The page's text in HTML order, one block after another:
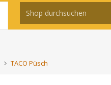
TACO Püsch